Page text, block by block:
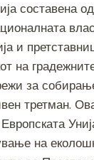
ss
e
n
g
er
er
составена
и
на
за
третман.
на